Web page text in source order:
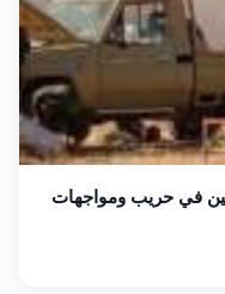
في حريب ومواجهات